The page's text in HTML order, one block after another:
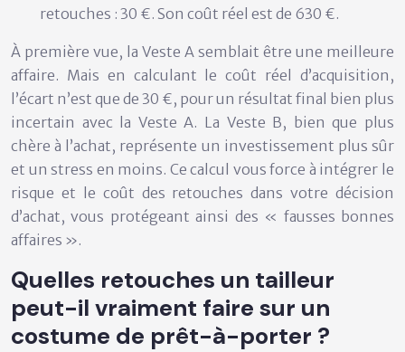
retouches : 30 €. Son coût réel est de 630 €.
À première vue, la Veste A semblait être une meilleure
affaire. Mais en calculant le coût réel d’acquisition,
l’écart n’est que de 30 €, pour un résultat final bien plus
incertain avec la Veste A. La Veste B, bien que plus
chère à l’achat, représente un investissement plus sûr
et un stress en moins. Ce calcul vous force à intégrer le
risque et le coût des retouches dans votre décision
d’achat, vous protégeant ainsi des « fausses bonnes
affaires ».
Quelles retouches un tailleur
peut-il vraiment faire sur un
costume de prêt-à-porter ?